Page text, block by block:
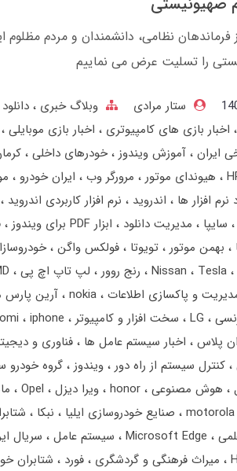
نظامی، دانشمندان و مردم مظلوم
را تسلیت عرض می نماییم
ستار مرادی وبلاگ خبری دانلود
اخبار بازی های کامپیوتری اخبار بازی موبایلی
ایران آموزش ویندوز خودرهای داخلی
هیوندای موتور مرورگر وب ایران خودرو
نرم افزار ها اندروید نرم افزار کاربردی اندروید
سایپا مدیریت دانلود ابزار PDF برای ویندوز
بهمن‌ موتور تویوتا فولکس واگن
Nissan Tesla رنج‌ روور لپ تاپ اچ پی
و پاکسازی اطلاعات nokia آرین پارس
LG سخت افزار و کامپیوتر iphone
پلاس اخبار سیستم عامل ها فناوری و
کنترل سیستم از راه دور ویندوز گروه خودرو
هوش مصنوعی honor ویرا دیزل Opel
motorola صنایع خودروسازی ایلیا نبکا
Microsoft Edge سیستم عامل سریال
میراث فرهنگی و گردشگری فورد شتابران